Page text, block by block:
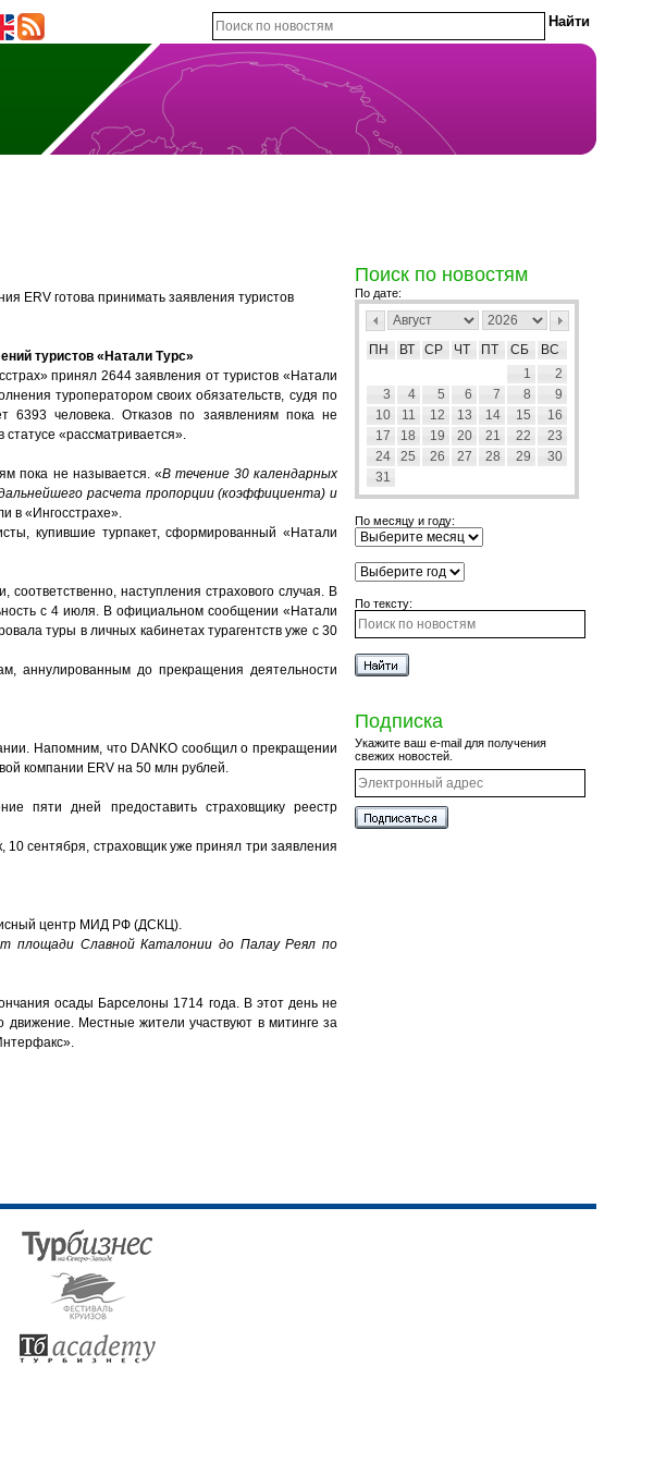
ERV готова принимать заявления туристов
туристов «Натали Турс»
принял 2644 заявления от туристов «Натали
туроператором своих обязательств, судя по
6393 человека. Отказов по заявлениям пока не
статусе «рассматривается».
пока не называется. «В течение 30 календарных
расчета пропорции (коэффициента) и
в «Ингосстрахе».
купившие турпакет, сформированный «Натали
наступления страхового случая. В
с 4 июля. В официальном сообщении «Натали
туры в личных кабинетах турагентств уже с 30
аннулированным до прекращения деятельности
Напомним, что DANKO сообщил о прекращении
компании ERV на 50 млн рублей.
пяти дней предоставить страховщику реестр
сентября, страховщик уже принял три заявления
центр МИД РФ (ДСКЦ).
площади Славной Каталонии до Палау Реял по
осады Барселоны 1714 года. В этот день не
Местные жители участвуют в митинге за
Поиск по новостям
По дате:
ПН ВТ СР ЧТ ПТ СБ
ВС
1
2
3
4 5 6 7 8
9
10
11 12 13 14 15
16
17
18 19 20 21 22
23
24
25 26 27 28 29
30
31
По месяцу и году:
По тексту:
Подписка
Укажите ваш e-mail для получения
свежих новостей.